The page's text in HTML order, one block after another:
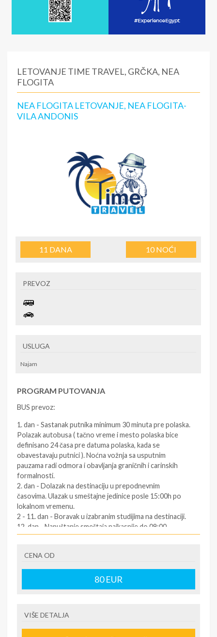
LETOVANJE TIME TRAVEL, GRČKA, NEA
FLOGITA
NEA FLOGITA LETOVANJE, NEA FLOGITA-
VILA ANDONIS
11 DANA 10NOĆI
PREVOZ
USLUGA
Najam
PROGRAM PUTOVANJA
BUS prevoz:
1. dan - Sastanak putnika minimum 30 minuta pre polaska.
Polazak autobusa ( tačno vreme i mesto polaska bice
definisano 24 časa pre datuma polaska, kada se
obavestavaju putnici ). Noćna vožnja sa usputnim
pauzama radi odmora i obavljanja graničnih i carinskih
formalnosti.
2. dan - Dolazak na destinaciju u prepodnevnim
časovima. Ulazak u smeštajne jedinice posle 15:00h po
lokalnom vremenu.
2 - 11. dan - Boravak u izabranim studijima na destinaciji.
12. dan - Napuštanje smeštaja najkasnije do 09:00
časova. Slobodno vreme. Polazak za Srbiju oko podneva
informisati se kod predstavnika agencija dan pre
povratka ).
12/13. dan - Dolazak u Srbiju u ranim jutarnjim časovima.
1.dan - Dolazak na destinaciju. Obavezno kontaktirati
CENA OD
80EUR
VIŠE DETALJA